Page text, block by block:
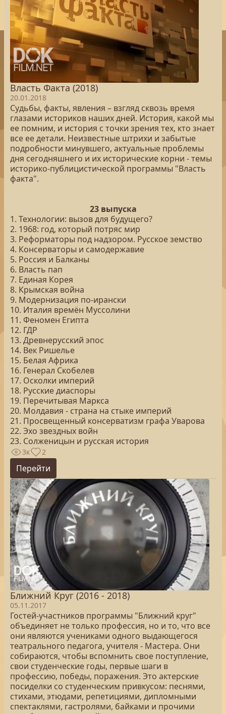
Власть Факта (2018)
20.01.2018
Судьбы, факты, явления – взгляд сквозь время
глазами историков наших дней. История, какой мы
ее помним, и история с точки зрения тех, кто знает
все ее детали. Неизвестные штрихи и забытые
подробности минувшего, актуальные проблемы
дня сегодняшнего и их исторические корни - темы
историко-публицистической программы "Власть
факта".
23 выпуска
1. Технологии: вызов для будущего?
2. 1968: год, который потряс мир
3. Реформаторы под надзором. Русское земство
4. Консерваторы и самодержавие
5. Россия и Балканы
6. Власть пап
7. Единая Корея
8. Крымская война
9. Модернизация по-ирански
10. Италия времён Муссолини
11. Феномен Египта
12. ГДР
13. Древнерусский эпос
14. Век Ришелье
15. Белая Африка
16. Генерал Скобелев
17. Осколки империй
18. Русские диаспоры
19. Перечитывая Маркса
20. Молдавия - страна на стыке империй
21. Просвещенный консерватизм графа Уварова
22. Эхо звездных войн
23. Солженицын и русская история
3к 2
Перейти
Ближний Круг (2016 - 2018)
05.11.2017
Гостей-участников программы "Ближний круг"
объединяет не только профессия, но и то, что все
они являются учениками одного выдающегося
театрального педагога, учителя - Мастера. Они
собираются, чтобы вспомнить свое поступление,
свои студенческие годы, первые шаги в
профессию, победы, поражения. Это актерские
посиделки со студенческим привкусом: песнями,
стихами, этюдами, репетициями, дипломными
спектаклями, гастролями, байками и прочими